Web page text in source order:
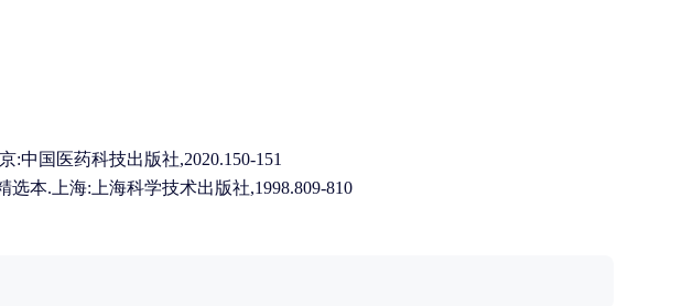
:中国医药科技出版社,2020.150-151
本.上海:上海科学技术出版社,1998.809-810